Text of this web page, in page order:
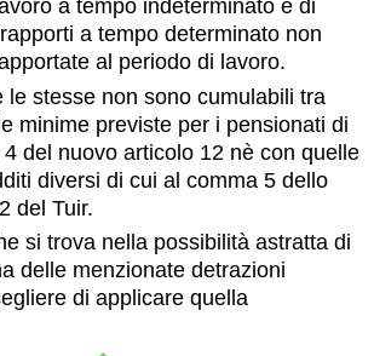
a tempo indeterminato e di
a tempo determinato non
al periodo di lavoro.
le stesse non sono cumulabili tra
minime previste per i pensionati di
del nuovo articolo 12 nè con quelle
diversi di cui al comma 5 dello
del Tuir.
si trova nella possibilità astratta di
delle menzionate detrazioni
di applicare quella